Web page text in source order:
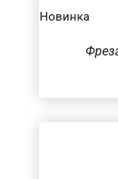
Новинка